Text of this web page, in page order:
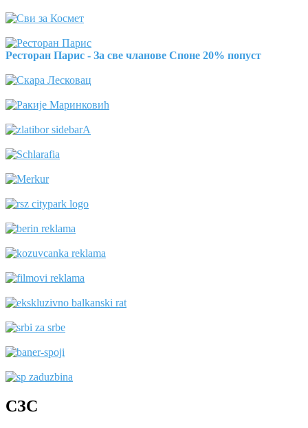
Ресторан Парис - За све чланове Споне 20% попуст
СЗС